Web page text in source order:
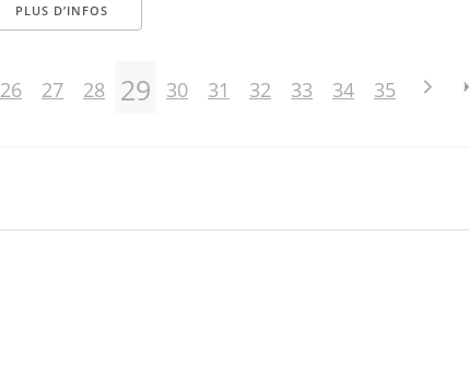
PLUS D’INFOS
26 27 28 29 30 31 32 33 34 35